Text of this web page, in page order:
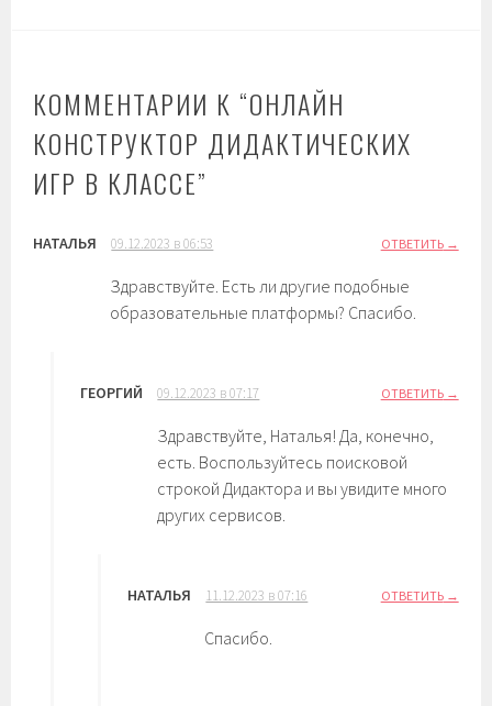
КОММЕНТАРИИ К “ОНЛАЙН
КОНСТРУКТОР ДИДАКТИЧЕСКИХ
ИГР В КЛАССЕ”
НАТАЛЬЯ 09.12.2023 в 06:53 ОТВЕТИТЬ
Здравствуйте. Есть ли другие подобные
образовательные платформы? Спасибо.
ГЕОРГИЙ 09.12.2023 в 07:17 ОТВЕТИТЬ
Здравствуйте, Наталья! Да, конечно,
есть. Воспользуйтесь поисковой
строкой Дидактора и вы увидите много
других сервисов.
НАТАЛЬЯ 11.12.2023 в 07:16 ОТВЕТИТЬ
Спасибо.